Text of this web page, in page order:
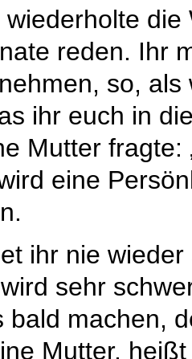
die
reden. Ihr
so,
ihr euch in
Mutter fragte:
eine
ihr nie
sehr
bald machen,
Mutter,